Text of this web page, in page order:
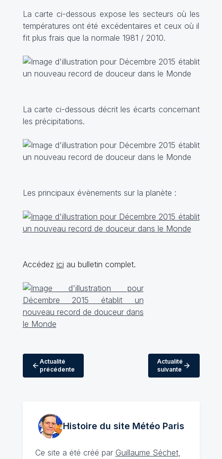
La carte ci-dessous expose les secteurs où les
températures ont été excédentaires et ceux où il
fit plus frais que la normale 1981 / 2010.
La carte ci-dessous décrit les écarts concernant
les précipitations.
Les principaux évènements sur la planète :
Accédez ici au bulletin complet.
Actualité
précédente
Actualité
suivante
Histoire du site MétéoParis
Ce site a été créé par Guillaume Séchet,